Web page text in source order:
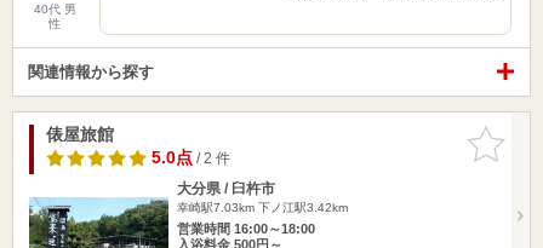
40代 男
性
関連情報から探す
お気に入
りに追加
俵屋旅館
5.0点/ 2 件
大分県 / 臼杵市
幸崎駅7.03km 下ノ江駅3.42km
営業時間 16:00～18:00
入浴料金 500円～